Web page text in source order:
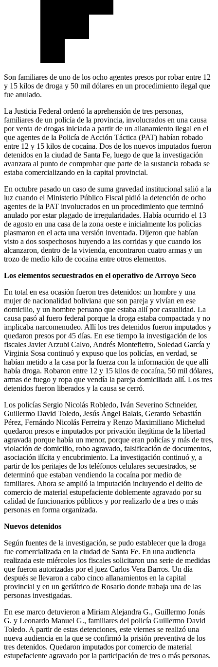
Son familiares de uno de los ocho agentes presos por robar entre 12
y 15 kilos de droga y 50 mil dólares en un procedimiento ilegal que
fue anulado.
La Justicia Federal ordenó la aprehensión de tres personas,
familiares de un policía de la provincia, involucrados en una causa
por venta de drogas iniciada a partir de un allanamiento ilegal en el
que agentes de la Policía de Acción Táctica (PAT) habían robado
entre 12 y 15 kilos de cocaína. Dos de los nuevos imputados fueron
detenidos en la ciudad de Santa Fe, luego de que la investigación
avanzara al punto de comprobar que parte de la sustancia robada se
estaba comercializando en la capital provincial.
En octubre pasado un caso de suma gravedad institucional salió a la
luz cuando el Ministerio Público Fiscal pidió la detención de ocho
agentes de la PAT involucrados en un procedimiento que terminó
anulado por estar plagado de irregularidades. Había ocurrido el 13
de agosto en una casa de la zona oeste e inicialmente los policías
plasmaron en el acta una versión inventada. Dijeron que habían
visto a dos sospechosos huyendo a las corridas y que cuando los
alcanzaron, dentro de la vivienda, encontraron cuatro armas y un
trozo de medio kilo de cocaína entre otros elementos.
Los elementos secuestrados en el operativo de Arroyo Seco
En total en esa ocasión fueron tres detenidos: un hombre y una
mujer de nacionalidad boliviana que son pareja y vivían en ese
domicilio, y un hombre peruano que estaba allí por casualidad. La
causa pasó al fuero federal porque la droga estaba compactada y no
implicaba narcomenudeo. Allí los tres detenidos fueron imputados y
quedaron presos por 45 días. En ese tiempo la investigación de los
fiscales Javier Arzubi Calvo, Andrés Montefietro, Soledad García y
Virginia Sosa continuó y expuso que los policías, en verdad, se
habían metido a la casa por la fuerza con la información de que allí
había droga. Robaron entre 12 y 15 kilos de cocaína, 50 mil dólares,
armas de fuego y ropa que vendía la pareja domiciliada allí. Los tres
detenidos fueron liberados y la causa se cerró.
Los policías Sergio Nicolás Robledo, Iván Severino Schneider,
Guillermo David Toledo, Jesús Ángel Balais, Gerardo Sebastián
Pérez, Fernándo Nicolás Ferreira y Renzo Maximiliano Michelud
quedaron presos e imputados por privación ilegítima de la libertad
agravada porque había un menor, porque eran policías y más de tres,
violación de domicilio, robo agravado, falsificación de documentos,
asociación ilícita y encubrimiento. La investigación continuó y, a
partir de los peritajes de los teléfonos celulares secuestrados, se
determinó que estaban vendiendo la cocaína por medio de
familiares. Ahora se amplió la imputación incluyendo el delito de
comercio de material estupefaciente doblemente agravado por su
calidad de funcionarios públicos y por realizarlo de a tres o más
personas en forma organizada.
Nuevos detenidos
Según fuentes de la investigación, se pudo establecer que la droga
fue comercializada en la ciudad de Santa Fe. En una audiencia
realizada este miércoles los fiscales solicitaron una serie de medidas
que fueron autorizadas por el juez Carlos Vera Barros. Un día
después se llevaron a cabo cinco allanamientos en la capital
provincial y en un geriátrico de Rosario donde trabaja una de las
personas investigadas.
En ese marco detuvieron a Miriam Alejandra G., Guillermo Jonás
G. y Leonardo Manuel G., familiares del policía Guillermo David
Toledo. A partir de estas detenciones, este viernes se realizó una
nueva audiencia en la que se confirmó la prisión preventiva de los
tres detenidos. Quedaron imputados por comercio de material
estupefaciente agravado por la participación de tres o más personas.